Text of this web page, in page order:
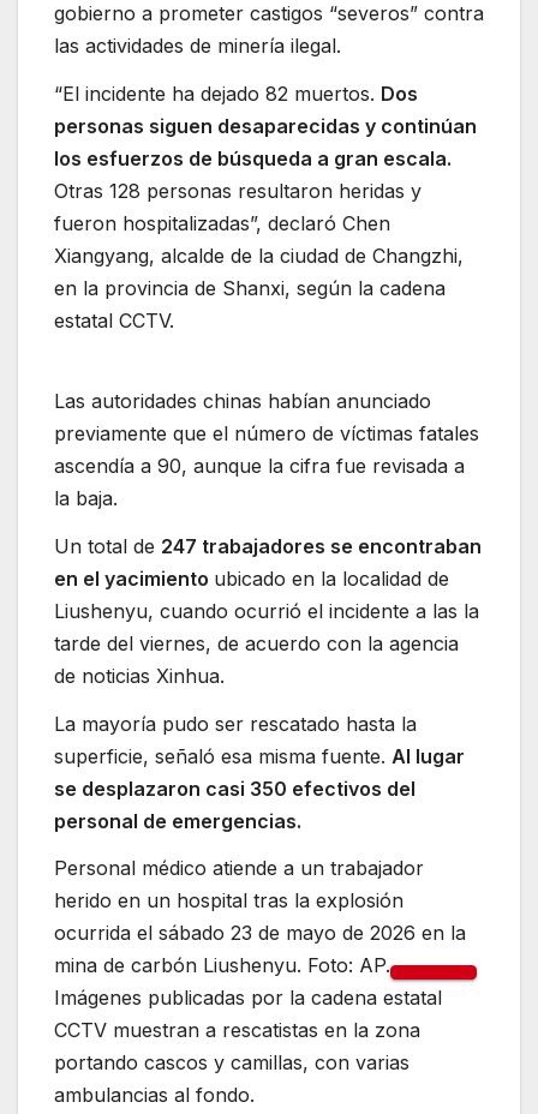
gobierno a prometer castigos “severos” contra
las actividades de minería ilegal.
“El incidente ha dejado 82 muertos. Dos
personas siguen desaparecidas y continúan
los esfuerzos de búsqueda a gran escala.
Otras 128 personas resultaron heridas y
fueron hospitalizadas”, declaró Chen
Xiangyang, alcalde de la ciudad de Changzhi,
en la provincia de Shanxi, según la cadena
estatal CCTV.
Las autoridades chinas habían anunciado
previamente que el número de víctimas fatales
ascendía a 90, aunque la cifra fue revisada a
la baja.
Un total de 247 trabajadores se encontraban
en el yacimiento ubicado en la localidad de
Liushenyu, cuando ocurrió el incidente a las la
tarde del viernes, de acuerdo con la agencia
de noticias Xinhua.
La mayoría pudo ser rescatado hasta la
superficie, señaló esa misma fuente. Al lugar
se desplazaron casi 350 efectivos del
personal de emergencias.
Personal médico atiende a un trabajador
herido en un hospital tras la explosión
ocurrida el sábado 23 de mayo de 2026 en la
mina de carbón Liushenyu. Foto: AP.
Imágenes publicadas por la cadena estatal
CCTV muestran a rescatistas en la zona
portando cascos y camillas, con varias
ambulancias al fondo.